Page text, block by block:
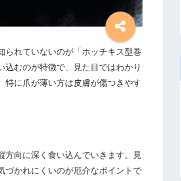
られていないのが「ホッチキス型巻
むのが特徴で、見た目ではわかり
特に爪が薄い方は皮膚が傷つきやす
方向に深く食い込んでいきます。見
づかれにくいのが厄介なポイントで